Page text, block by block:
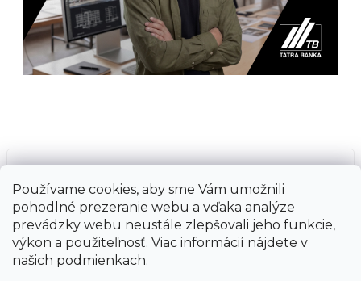
Používame cookies, aby sme Vám umožnili
pohodlné prezeranie webu a vďaka analýze
prevádzky webu neustále zlepšovali jeho funkcie,
výkon a použiteľnosť. Viac informácií nájdete v
našich podmienkach.